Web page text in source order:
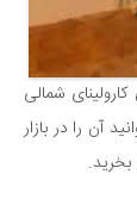
شمالی
آن را در بازار
بخرید.